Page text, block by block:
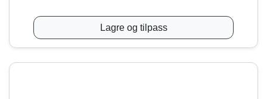
Lagre og tilpass